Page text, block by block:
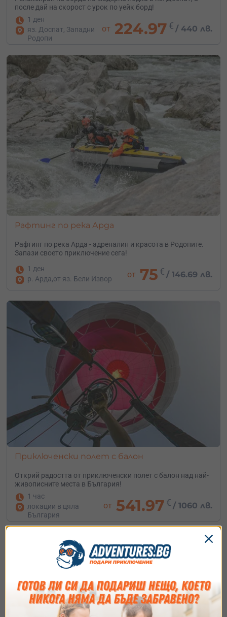
после дай на скорост с урок по уейк борд!
1 ден
яз. Доспат, Западни
Родопи
от 224.97 € / 440 лв.
Рафтинг по река Арда
Рафтинг по река Арда - адреналин и красота в Родопите.
Запази своето приключение сега!
1 ден
р. Арда,от яз. Бели Извор
от 75 € /146.69 лв.
Приключенски полет с балон
Открий радостта от приключенски полет с балон над най-
живописните места в България!
1 час
локации в цяла
България
от 541.97 € / 1060 лв.
Ваучерът отваря врати към света на неограничените
възможности. Имашсвободата да изберешсвоето
идеално преживяване , независимо дали е от
Кърджали или от друга част на страната. Сайтът